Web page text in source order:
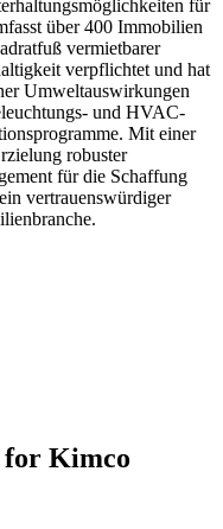
für
über 400 Immobilien
vermietbarer
verpflichtet und hat
Umweltauswirkungen
und HVAC-
Mit einer
robuster
für die Schaffung
vertrauenswürdiger
for Kimco